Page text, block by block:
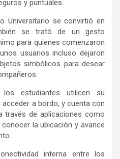
y puntuales.
Universitario se convirtió en
se trató de un gesto
para quienes comenzaron
usuarios incluso dejaron
simbólicos para desear
estudiantes utilicen su
a bordo, y cuenta con
través de aplicaciones como
la ubicación y avance
interna entre los